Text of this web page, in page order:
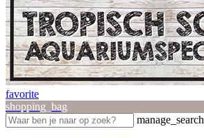
favorite
shopping_bag
manage_search